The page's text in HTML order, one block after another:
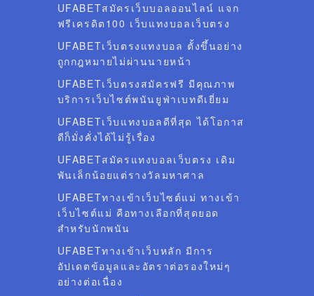
UFABETสมัครเว็บบอลออนไลน์ แจก
ฟรีเครดิต100 เว็บแทงบอลเว็บตรง
UFABETเว็บตรงแทงบอล ตั้งขึ้นอย่าง
ถูกกฎหมายไม่ผ่านนายหน้า
UFABETเว็บตรงสมัครฟรี มีคุณภาพ
บริการเว็บไซต์พนันยูฟ่าเบทดีเยี่ยม
UFABETเว็บแทงบอลดีที่สุด ได้โอกาส
ดีก็มั่งคั่งได้ไม่รู้เรื่อง
UFABETสมัครแทงบอลเว็บตรง เดิม
พันเล็กน้อยแต่รางวัลมหาศาล
UFABETทางเข้าเว็บไซต์แม่ ทางเข้า
เว็บไซต์แม่ คือทางเลือกที่สุดยอด
สำหรับนักพนัน
UFABETทางเข้าเว็บหลัก มีการ
อัปเดตข้อมูลและอัตราต่อรองใหม่ๆ
อย่างต่อเนื่อง